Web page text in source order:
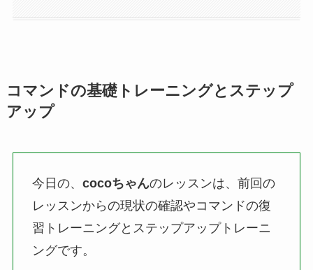
コマンドの基礎トレーニングとステップ
アップ
今日の、 cocoちゃんのレッスンは、前回の
レッスンからの現状の確認やコマンドの復
習トレーニングとステップアップトレーニ
ングです。